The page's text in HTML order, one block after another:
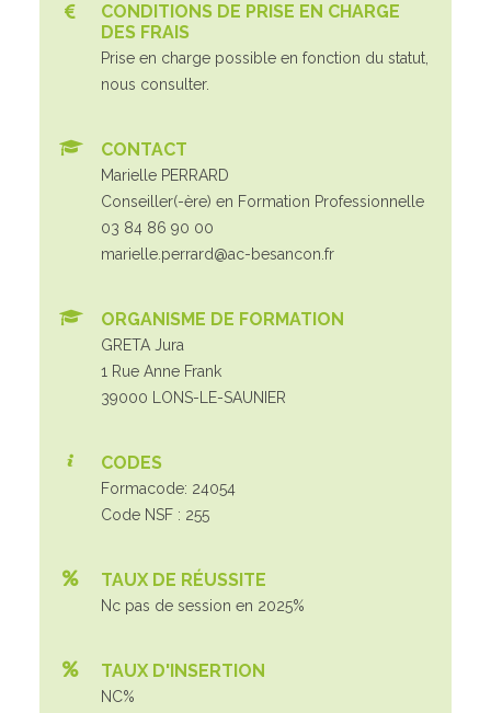
CONDITIONS DE PRISE EN CHARGE
DES FRAIS
Prise en charge possible en fonction du statut,
nous consulter.
CONTACT
Marielle PERRARD
Conseiller(-ère) en Formation Professionnelle
03 84 86 90 00
marielle.perrard@ac-besancon.fr
ORGANISME DE FORMATION
GRETA Jura
1 Rue Anne Frank
39000 LONS-LE-SAUNIER
CODES
Formacode: 24054
Code NSF : 255
TAUX DE RÉUSSITE
Nc pas de session en 2025%
TAUX D'INSERTION
NC%